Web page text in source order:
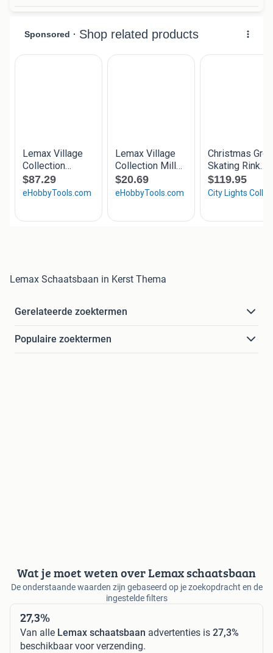
Lemax Schaatsbaan in Kerst Thema
Gerelateerde zoektermen
Populaire zoektermen
Wat je moet weten over Lemax schaatsbaan
De onderstaande waarden zijn gebaseerd op je zoekopdracht en de
ingestelde filters
27,3%
Van alle Lemax schaatsbaan advertenties is 27,3%
beschikbaar voor verzending.